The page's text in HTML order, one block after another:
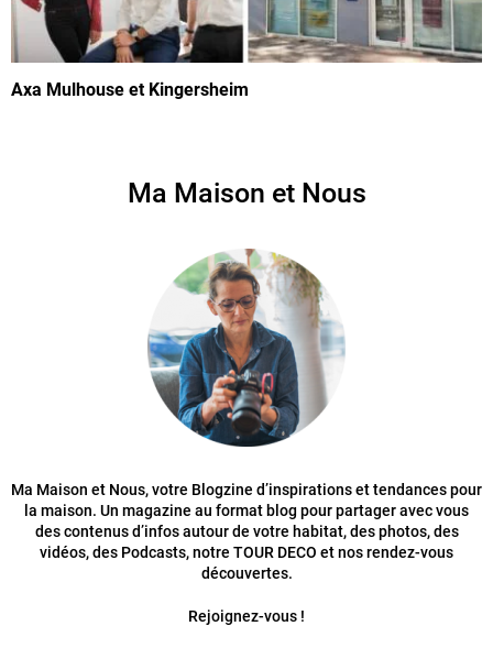
Axa Mulhouse et Kingersheim
Ma Maison et Nous
Ma Maison et Nous, votre Blogzine d’inspirations et tendances pour
la maison. Un magazine au format blog pour partager avec vous
des contenus d’infos autour de votre habitat, des photos, des
vidéos, des Podcasts, notre TOUR DECO et nos rendez-vous
découvertes.
Rejoignez-vous !